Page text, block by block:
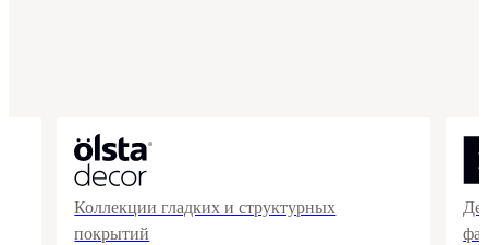
Коллекции гладких и структурных
покрытий